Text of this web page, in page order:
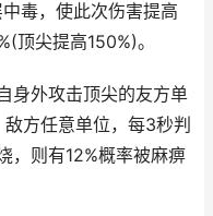
毒，使此次伤害提高
顶尖提高150%)。
外攻击顶尖的友方单
方任意单位，每3秒判
，则有12%概率被麻痹